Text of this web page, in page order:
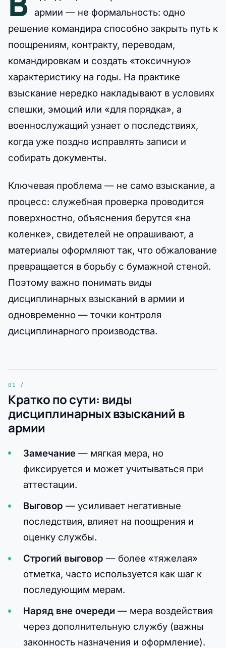
армии — не формальность: одно
решение командира способно закрыть путь к
поощрениям, контракту, переводам,
командировкам и создать «токсичную»
характеристику на годы. На практике
взыскание нередко накладывают в условиях
спешки, эмоций или «для порядка», а
военнослужащий узнает о последствиях,
когда уже поздно исправлять записи и
собирать документы.
Ключевая проблема — не само взыскание, а
процесс: служебная проверка проводится
поверхностно, объяснения берутся «на
коленке», свидетелей не опрашивают, а
материалы оформляют так, что обжалование
превращается в борьбу с бумажной стеной.
Поэтому важно понимать виды
дисциплинарных взысканий в армии и
одновременно — точки контроля
дисциплинарного производства.
Кратко по сути: виды
дисциплинарных взысканий в
армии
Замечание— мягкая мера, но
фиксируется и может учитываться при
аттестации.
Выговор — усиливает негативные
последствия, влияет на поощрения и
оценку службы.
Строгий выговор — более «тяжелая»
отметка, часто используется как шаг к
последующим мерам.
Наряд вне очереди — мера воздействия
через дополнительную службу (важны
законность назначения и оформление).